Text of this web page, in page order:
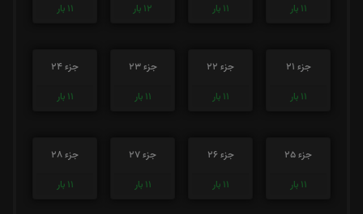
11 بار
11 بار
12 بار
11 بار
جزء 21
11 بار
جزء 22
11 بار
جزء 23
11 بار
جزء 24
11 بار
جزء 25
11 بار
جزء 26
11 بار
جزء 27
11 بار
جزء 28
11 بار